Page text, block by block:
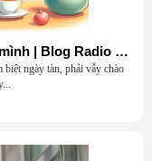
Đi tìm phiên bản tốt nhất của chính mình | Blog Radio 903
ngày tàn, phải vẫy chào